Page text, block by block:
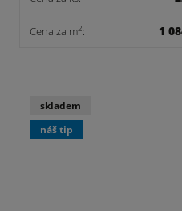
Cena za m2: 1
skladem
náš tip